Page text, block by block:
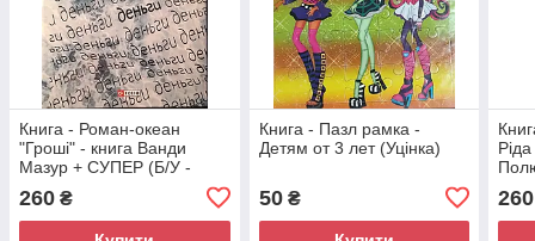
Книга - Роман-океан
"Гроші" - книга Ванди
Мазур + СУПЕР (Б/У -
260 ₴
Книга - Пазл рамка -
Детям от 3 лет (Уцінка)
50₴ 260